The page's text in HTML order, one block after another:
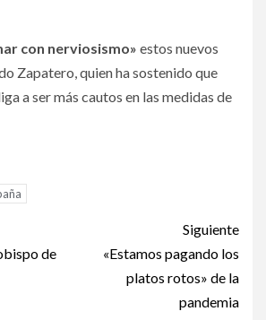
con nerviosismo» estos nuevos
Zapatero, quien ha sostenido que
a ser más cautos en las medidas de
de
Siguiente
«Estamos pagando los
platos rotos» de la
pandemia